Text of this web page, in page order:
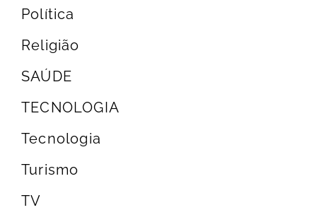
Política
Religião
SAÚDE
TECNOLOGIA
Tecnologia
Turismo
TV